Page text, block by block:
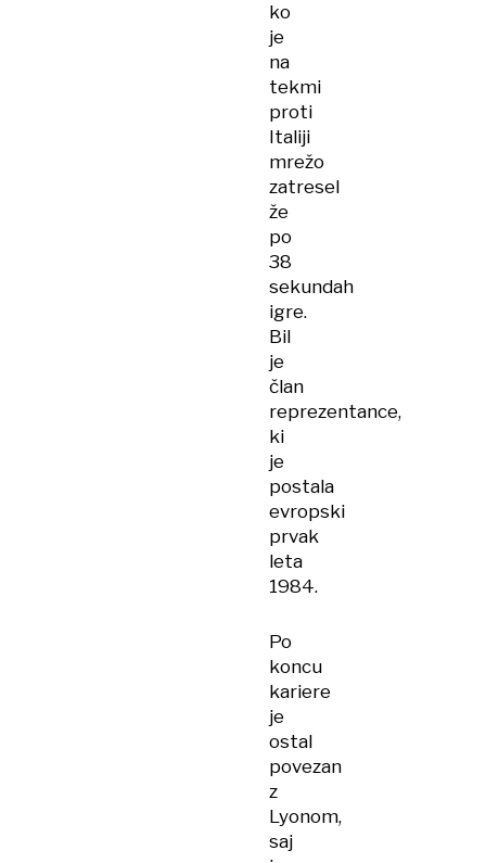
ko
je
na
tekmi
proti
Italiji
mrežo
zatresel
že
po
38
sekundah
igre.
Bil
je
član
reprezentance,
ki
je
postala
evropski
prvak
leta
1984.
Po
koncu
kariere
je
ostal
povezan
z
Lyonom,
saj